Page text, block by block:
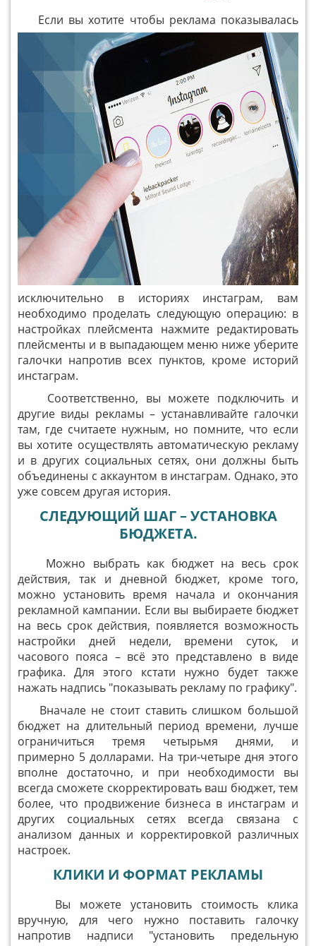
Если вы хотите чтобы реклама показывалась
исключительно в историях инстаграм, вам
необходимо проделать следующую операцию: в
настройках плейсмента нажмите редактировать
плейсменты и в выпадающем меню ниже уберите
галочки напротив всех пунктов, кроме историй
инстаграм.
Соответственно, вы можете подключить и
другие виды рекламы – устанавливайте галочки
там, где считаете нужным, но помните, что если
вы хотите осуществлять автоматическую рекламу
и в других социальных сетях, они должны быть
объединены с аккаунтом в инстаграм. Однако, это
уже совсем другая история.
СЛЕДУЮЩИЙ ШАГ – УСТАНОВКА
БЮДЖЕТА.
Можно выбрать как бюджет на весь срок
действия, так и дневной бюджет, кроме того,
можно установить время начала и окончания
рекламной кампании. Если вы выбираете бюджет
на весь срок действия, появляется возможность
настройки дней недели, времени суток, и
часового пояса – всё это представлено в виде
графика. Для этого кстати нужно будет также
нажать надпись "показывать рекламу по графику".
Вначале не стоит ставить слишком большой
бюджет на длительный период времени, лучше
ограничиться тремя четырьмя днями, и
примерно 5 долларами. На три-четыре дня этого
вполне достаточно, и при необходимости вы
всегда сможете скорректировать ваш бюджет, тем
более, что продвижение бизнеса в инстаграм и
других социальных сетях всегда связана с
анализом данных и корректировкой различных
настроек.
КЛИКИ И ФОРМАТ РЕКЛАМЫ
Вы можете установить стоимость клика
вручную, для чего нужно поставить галочку
напротив надписи "установить предельную